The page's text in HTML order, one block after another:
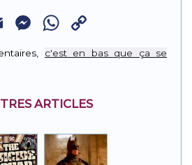
EmailMessenger
WhatsApp
Link
c'est en bas que ça se
ARTICLES